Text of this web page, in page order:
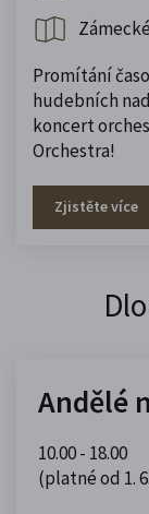
Promítání
hudebních
koncert
Orchestra!
Zjistěte více
Andělé
10.00 - 18.00
(platné od 1.